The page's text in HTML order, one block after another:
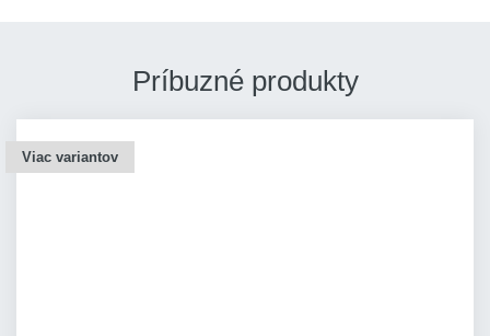
Príbuzné produkty
Viac variantov